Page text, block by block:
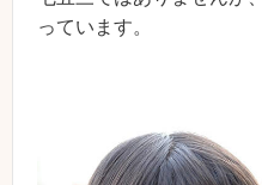
っています。